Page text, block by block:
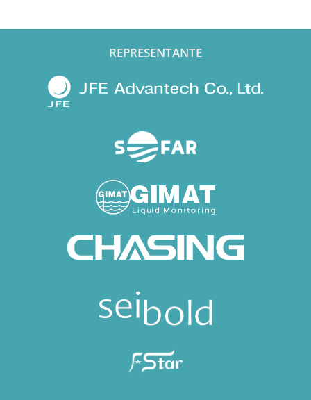
REPRESENTANTE